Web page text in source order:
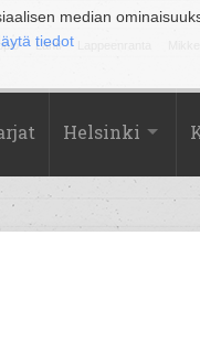
median
tiedot
Lahti
Helsinki